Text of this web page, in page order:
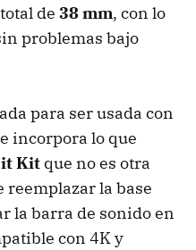
de 38 mm, con lo
problemas bajo
para ser usada con
incorpora lo que
Kit que no es otra
reemplazar la base
la barra de sonido en
con 4K y